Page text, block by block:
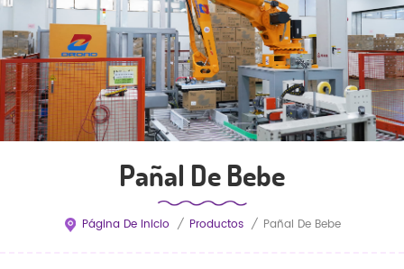
Pañal De Bebe
Página De Inicio / Productos / Pañal De Bebe